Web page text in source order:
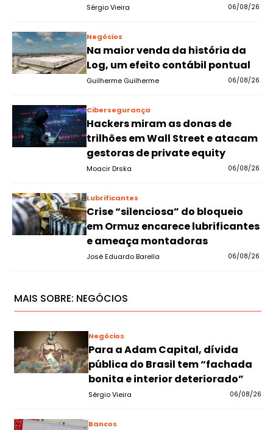
Sérgio Vieira 06/08/26
Negócios
Na maior venda da história da
Log, um efeito contábil pontual
Guilherme Guilherme 06/08/26
Cibersegurança
Hackers miram as donas de
trilhões em Wall Street e atacam
gestoras de private equity
Moacir Drska 06/08/26
Lubrificantes
Crise “silenciosa” do bloqueio
em Ormuz encarece lubrificantes
e ameaça montadoras
José Eduardo Barella 06/08/26
MAIS SOBRE: NEGÓCIOS
Negócios
Para a Adam Capital, dívida
pública do Brasil tem “fachada
bonita e interior deteriorado”
Sérgio Vieira 06/08/26
Bancos